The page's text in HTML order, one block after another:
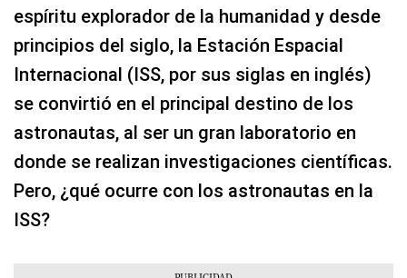
espíritu explorador de la humanidad y desde
principios del siglo, la Estación Espacial
Internacional (ISS, por sus siglas en inglés)
se convirtió en el principal destino de los
astronautas, al ser un gran laboratorio en
donde se realizan investigaciones científicas.
Pero, ¿qué ocurre con los astronautas en la
ISS?